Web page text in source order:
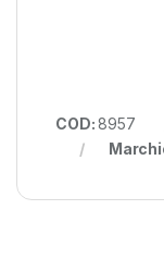
COD:8957